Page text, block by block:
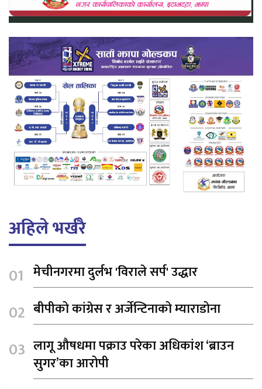
अहिले भर्खरै
मेचीनगरमा दुर्लभ 'विराले सर्प' उद्धार
बीपीको कांग्रेस र अर्जेन्टिनाको म्याराडोना
लागू औषधमा पक्राउ परेका अधिकांश ‘ब्राउन
सुगर’का आरोपी